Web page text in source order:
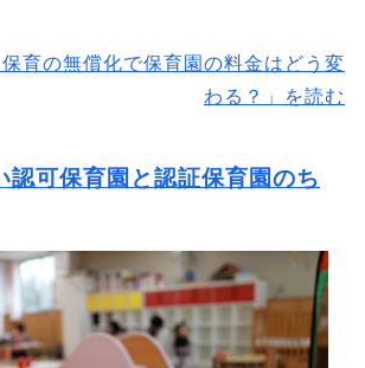
保育の無償化で保育園の料金はどう変
わる？」を読む
認可保育園と認証保育園のち